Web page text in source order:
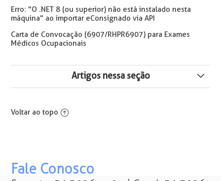
Erro: "O .NET 8 (ou superior) não está instalado nesta
máquina" ao importar eConsignado via API
Carta de Convocação (6907/RHPR6907) para Exames
Médicos Ocupacionais
Artigos nessa seção
SaaS
Impactos do Uso da VPN no Acesso ao Metadados
Voltar ao topo
Fale Conosco